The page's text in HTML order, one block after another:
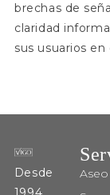
brechas de
claridad
sus usuarios
Desde
Aseo